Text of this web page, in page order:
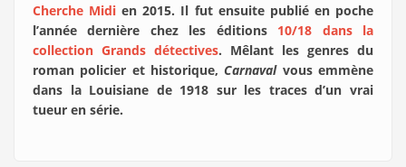
Cherche Midi en 2015. Il fut ensuite publié en poche
l’année dernière chez les éditions 10/18 dans la
collection Grands détectives. Mêlant les genres du
roman policier et historique, Carnavalvous emmène
dans la Louisiane de 1918 sur les traces d’un vrai
tueur en série.